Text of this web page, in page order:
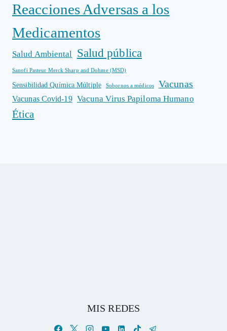
Reacciones Adversas a los
Medicamentos
Salud Ambiental Salud pública
Sanofi Pasteur Merck Sharp and Dohme (MSD)
Sensibilidad Química Múltiple Sobornos a médicos Vacunas
Vacunas Covid-19 Vacuna Virus Papiloma Humano
Ética
MIS REDES